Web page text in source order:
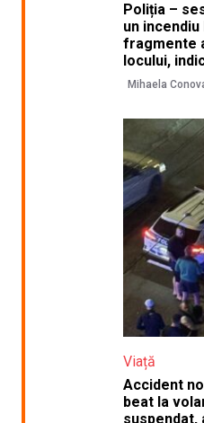
Poliția –
un
fragmente
locului,
Mihaela
Viață
Accident
beat la
suspendat,